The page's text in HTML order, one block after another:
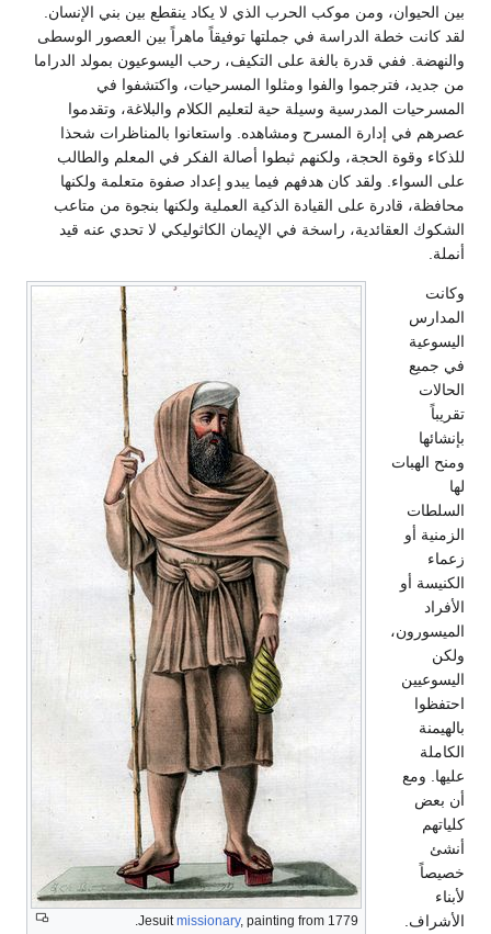
بين الحيوان، ومن موكب الحرب الذي لا يكاد ينقطع بين بني الإنسان.
لقد كانت خطة الدراسة في جملتها توفيقاً ماهراً بين العصور الوسطى
والنهضة. ففي قدرة بالغة على التكيف، رحب اليسوعيون بمولد الدراما
من جديد، فترجموا والفوا ومثلوا المسرحيات، واكتشفوا في
المسرحيات المدرسية وسيلة حية لتعليم الكلام والبلاغة، وتقدموا
عصرهم في إدارة المسرح ومشاهده. واستعانوا بالمناظرات شحذا
للذكاء وقوة الحجة، ولكنهم ثبطوا أصالة الفكر في المعلم والطالب
على السواء. ولقد كان هدفهم فيما يبدو إعداد صفوة متعلمة ولكنها
محافظة، قادرة على القيادة الذكية العملية ولكنها بنجوة من متاعب
الشكوك العقائدية، راسخة في الإيمان الكاثوليكي لا تحدي عنه قيد
أنملة.
Jesuitmissionary, painting from 1779.
وكانت
المدارس
اليسوعية
في جميع
الحالات
تقريباً
بإنشائها
ومنح الهبات
لها
السلطات
الزمنية أو
زعماء
الكنيسة أو
الأفراد
الميسورون،
ولكن
اليسوعيين
احتفظوا
بالهيمنة
الكاملة
عليها. ومع
أن بعض
كلياتهم
أنشئ
خصيصاً
لأبناء
الأشراف.